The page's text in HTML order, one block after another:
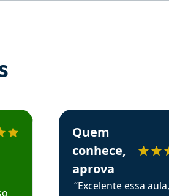
Concursos em depoimento
Estudante Sergio
Quem
conhece,
aprova
“Excelente essa aula,